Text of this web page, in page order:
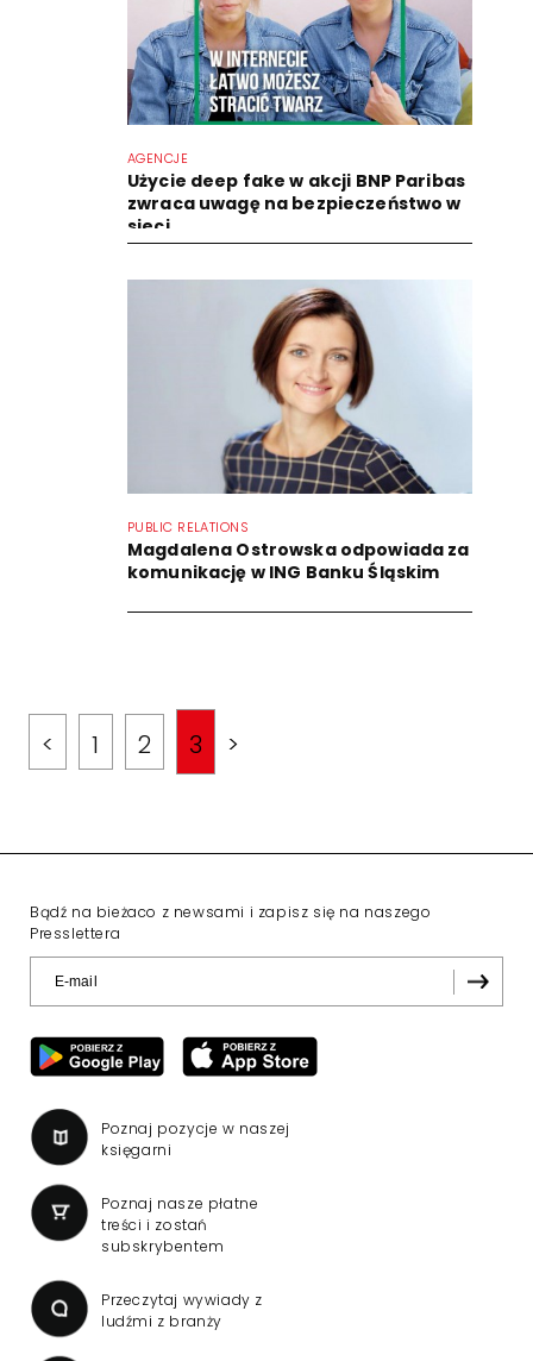
AGENCJE
Użycie deep fake w akcji BNP Paribas
zwraca uwagę na bezpieczeństwo w
sieci
PUBLIC RELATIONS
Magdalena Ostrowska odpowiada za
komunikację w ING Banku Śląskim
< 1 2 3 >
Bądź na bieżaco z newsami i zapisz się na naszego
Presslettera
Poznaj pozycje w naszej
księgarni
Poznaj nasze płatne
treści i zostań
subskrybentem
Przeczytaj wywiady z
ludźmi z branży